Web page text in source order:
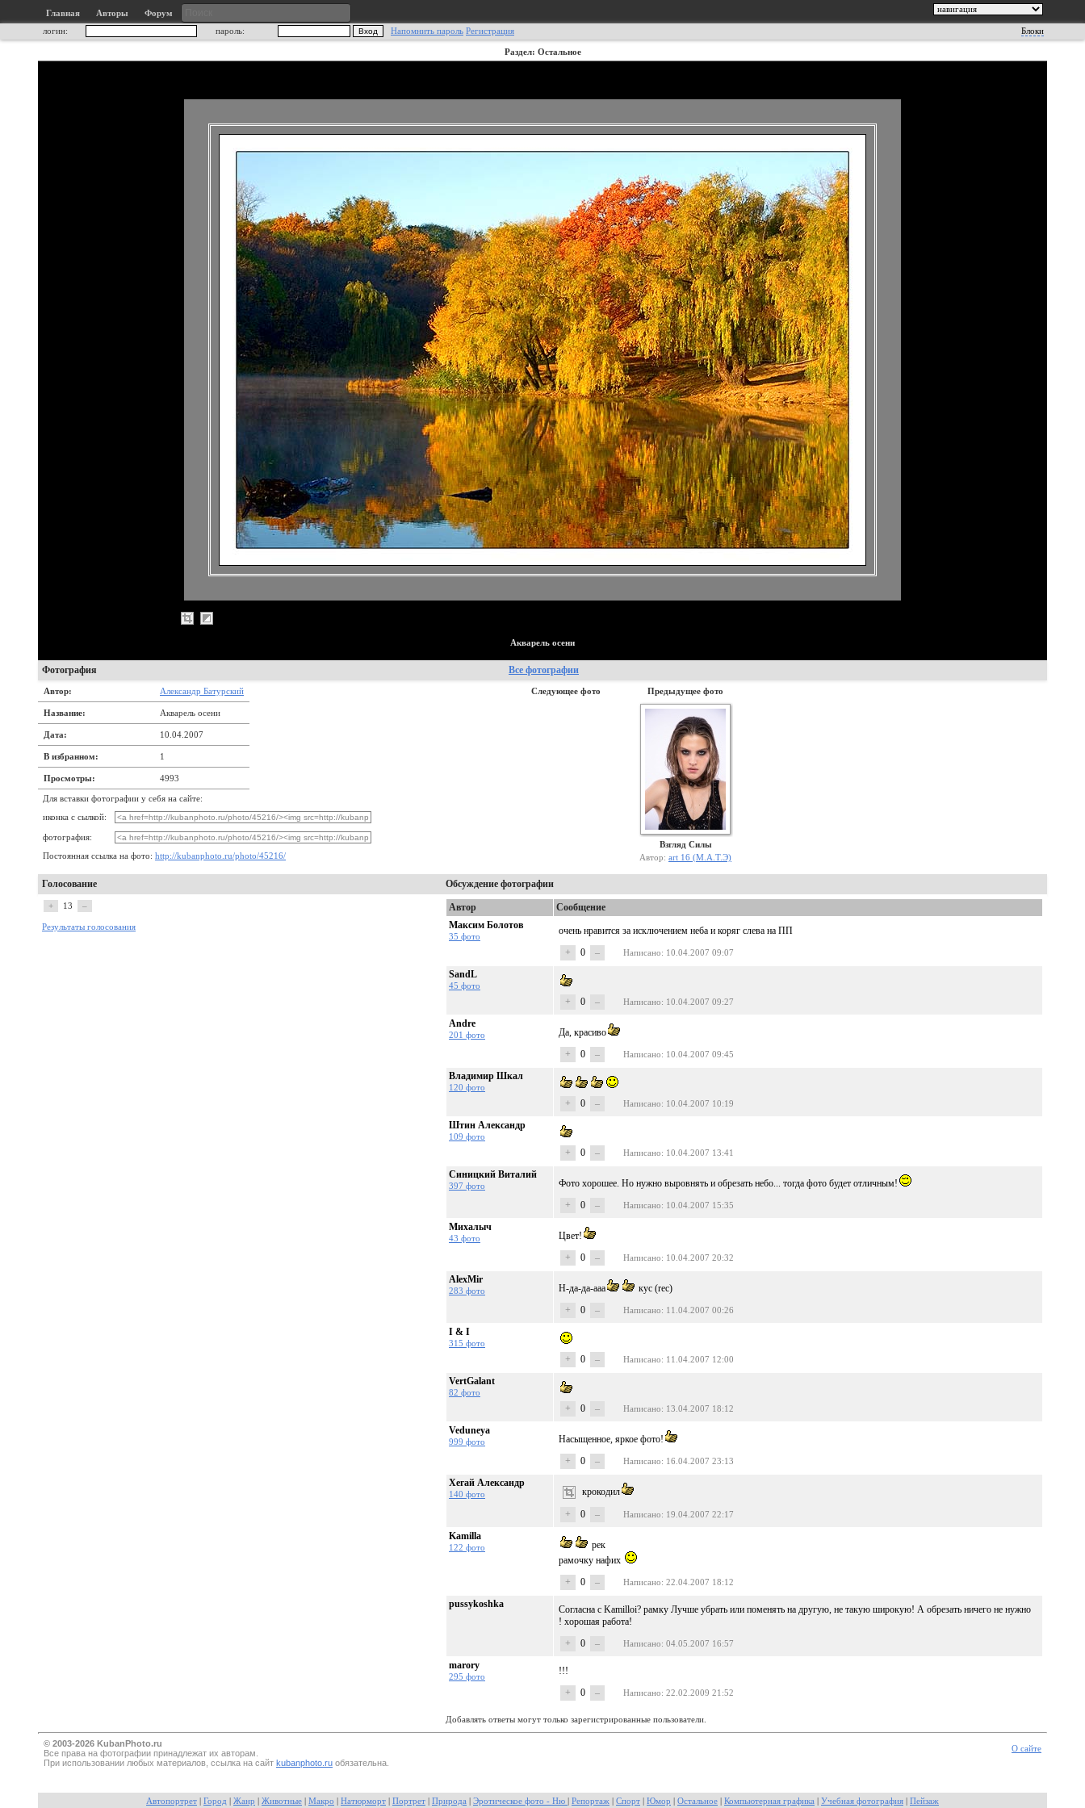
Главная Авторы
Форум
логин:
пароль: Напомнить пароль Регистрация Блоки
Раздел: Остальное
Акварель осени
Фотография Все фотографии
Автор: Александр Батурский
Название: Акварель осени
Дата: 10.04.2007
В избранном: 1
Просмотры: 4993
Для вставки фотографии у себя на сайте:
иконка с сылкой:
фотография:
Постоянная ссылка на фото: http://kubanphoto.ru/photo/45216/
Следующее фото Предыдущее фото
Взгляд Силы
Автор: art 16 (М.А.Т.Э)
Голосование Обсуждение фотографии
+ 13 –
Результаты голосования
Автор
Сообщение
Максим Болотов
35 фото
очень нравится за исключением неба и коряг слева на ПП
+
0 – Написано: 10.04.2007 09:07
SandL
45 фото
+ 0 – Написано: 10.04.2007 09:27
Andre
201 фото
Да, красиво
+
0 – Написано: 10.04.2007 09:45
Владимир Шкал
120 фото
+ 0 – Написано: 10.04.2007 10:19
Штин Александр
109 фото
+ 0 – Написано: 10.04.2007 13:41
Синицкий Виталий
397 фото
Фото хорошее. Но нужно выровнять и обрезать небо... тогда фото будет отличным!
+
0 – Написано: 10.04.2007 15:35
Михалыч
43 фото
Цвет!
+
0 – Написано: 10.04.2007 20:32
AlexMir
283 фото Н-да-да-ааа
кус (rec)
+
0 – Написано: 11.04.2007 00:26
I & I
315 фото
+ 0 – Написано: 11.04.2007 12:00
VertGalant
82 фото
+ 0 – Написано: 13.04.2007 18:12
Veduneya
999 фото
Насыщенное, яркое фото!
+
0 – Написано: 16.04.2007 23:13
Хегай Александр
140 фото крокодил
+ 0 – Написано: 19.04.2007 22:17
Kamilla
122 фото
рек
рамочку нафих
+
0 – Написано: 22.04.2007 18:12
pussykoshka
Согласна с Kamilloi? рамку Лучше убрать или поменять на другую, не такую широкую! А обрезать ничего не нужно
! хорошая работа!
+
0 – Написано: 04.05.2007 16:57
marory
295 фото
!!!
+
0 – Написано: 22.02.2009 21:52
Добавлять ответы могут только зарегистрированные пользователи.
© 2003-2026 KubanPhoto.ru
Все прaва на фотографии принадлежат их авторам.
При использовании любых материалов, ссылка на сайт kubanphoto.ru обязательна.
О сайте
Автопортрет Город Жанр Животные Макро Натюрморт Портрет Природа Эротическое фото - Ню Репортаж Спорт Юмор Остальное Компьютерная графика Учебная фотография Пейзаж